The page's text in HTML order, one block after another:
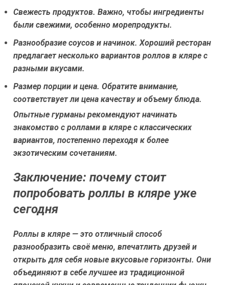
Свежесть продуктов. Важно, чтобы ингредиенты
были свежими, особенно морепродукты.
Разнообразие соусов и начинок. Хороший ресторан
предлагает несколько вариантов роллов в кляре с
разными вкусами.
Размер порции и цена. Обратите внимание,
соответствует ли цена качеству и объему блюда.
Опытные гурманы рекомендуют начинать
знакомство с роллами в кляре с классических
вариантов, постепенно переходя к более
экзотическим сочетаниям.
Заключение: почему стоит
попробовать роллы в кляре уже
сегодня
Роллы в кляре — это отличный способ
разнообразить своё меню, впечатлить друзей и
открыть для себя новые вкусовые горизонты. Они
объединяют в себе лучшее из традиционной